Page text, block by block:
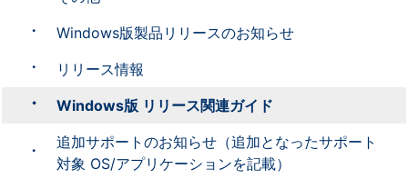
Windows版製品リリースのお知らせ
リリース情報
Windows版 リリース関連ガイド
追加サポートのお知らせ（追加となったサポート
対象 OS/アプリケーションを記載）